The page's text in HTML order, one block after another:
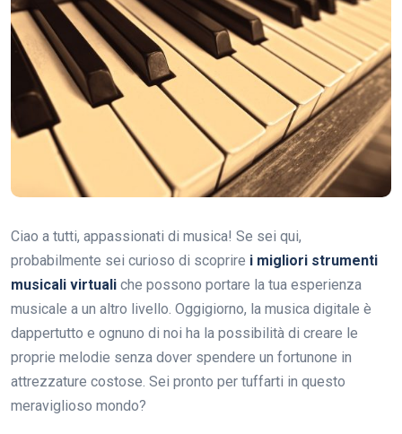
Ciao a tutti, appassionati di musica! Se sei qui,
probabilmente sei curioso di scoprire i migliori strumenti
musicali virtuali che possono portare la tua esperienza
musicale a un altro livello. Oggigiorno, la musica digitale è
dappertutto e ognuno di noi ha la possibilità di creare le
proprie melodie senza dover spendere un fortunone in
attrezzature costose. Sei pronto per tuffarti in questo
meraviglioso mondo?